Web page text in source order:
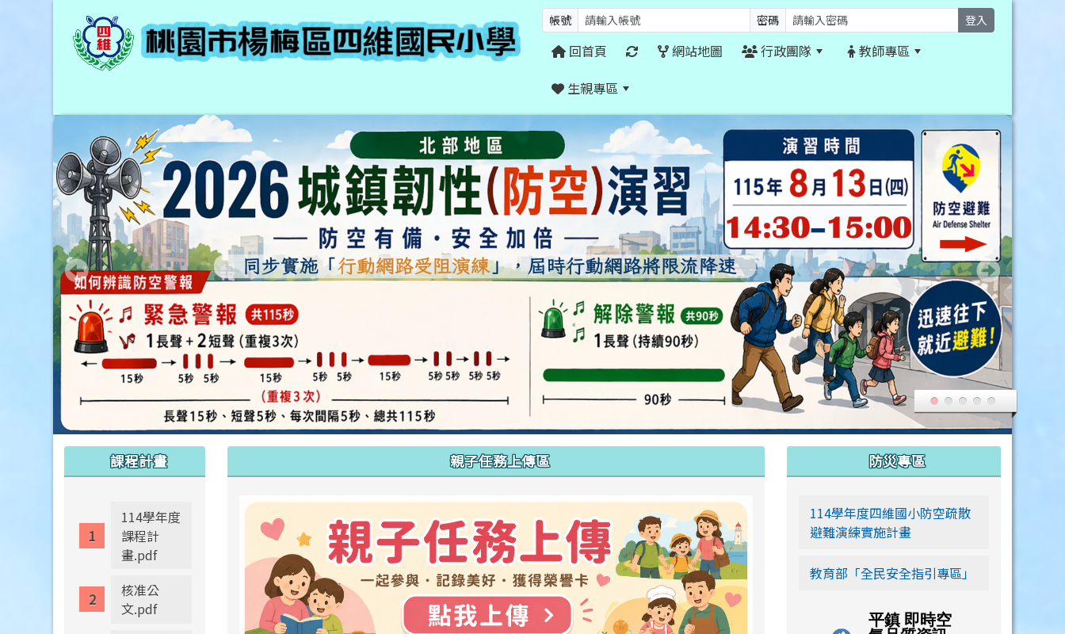
帳號 密碼 登入
回首頁 網站地圖 行政團隊
教師專區
生親專區
親子任務上傳區
link to https://siwei-family.work-
課程計畫
114學年度
課程計
畫.pdf
核准公
文.pdf
防災專區
114學年度四維國小防空疏散
避難演練實施計畫
教育部「全民安全指引專區」